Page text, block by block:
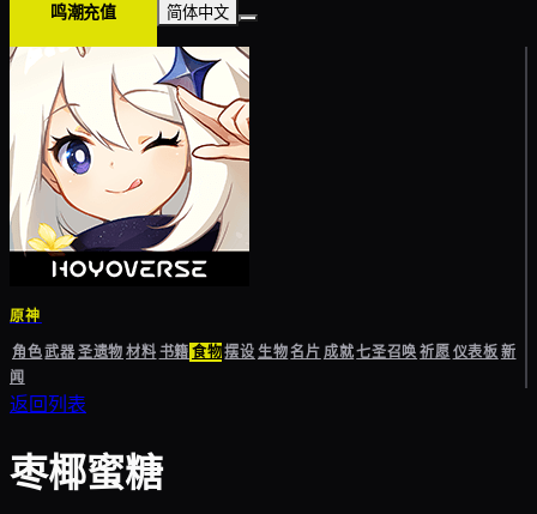
鸣潮充值 简体中文
原神
角色武器圣遗物材料书籍食物摆设生物名片成就七圣召唤祈愿仪表板新
闻
返回列表
枣椰蜜糖